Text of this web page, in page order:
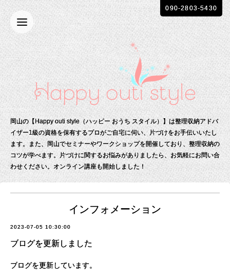
岡山の【Happy outi style（ハッピー おうち スタイル）】は整理収納アドバ
イザー1級の資格を保有するプロがご自宅に伺い、片づけをお手伝いいたし
ます。 また、岡山でセミナーやワークショップを開催しており、整理収納の
コツが学べます。 片づけに関するお悩みがありましたら、お気軽にお問い合
わせください。 オンライン講座も開始しました！
090-2803-5430
インフォメーション
2023-07-05 10:30:00
ブログを更新しました
ブログを更新しています。